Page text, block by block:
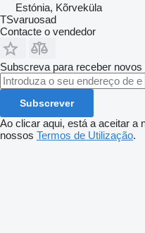
Estónia, Kõrveküla
TSvaruosad
Contacte o vendedor
Subscreva para receber
Subscrever
Ao clicar aqui, está a aceitar a
nossos Termos de Utilização.